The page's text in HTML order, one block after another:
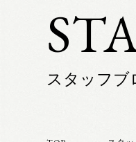
スタッフブ